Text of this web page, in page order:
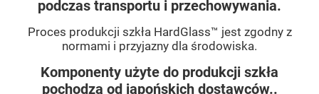
podczas transportu i przechowywania.
Proces produkcji szkła HardGlass™ jest zgodny z
normami i przyjazny dla środowiska.
Komponenty użyte do produkcji szkła
pochodzą od japońskich dostawców..